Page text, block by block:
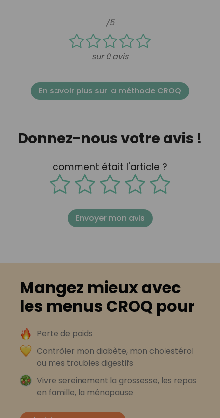
/5
sur 0 avis
En savoir plus sur la méthode CROQ
Donnez-nous votre avis !
comment était l'article ?
Envoyer mon avis
Mangez mieux avec
les menus CROQ pour
Perte de poids
Contrôler mon diabète, mon cholestérol
ou mes troubles digestifs
Vivre sereinement la grossesse, les repas
en famille, la ménopause